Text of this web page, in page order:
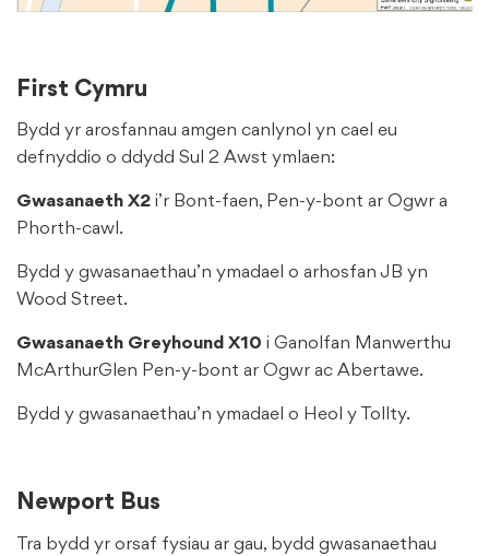
First Cymru
Bydd yr arosfannau amgen canlynol yn cael eu
defnyddio o ddydd Sul 2 Awst ymlaen:
Gwasanaeth X2 i’r Bont-faen, Pen-y-bont ar Ogwr a
Phorth-cawl.
Bydd y gwasanaethau’n ymadael o arhosfan JB yn
Wood Street.
Gwasanaeth Greyhound X10 i Ganolfan Manwerthu
McArthurGlen Pen-y-bont ar Ogwr ac Abertawe.
Bydd y gwasanaethau’n ymadael o Heol y Tollty.
Newport Bus
Tra bydd yr orsaf fysiau ar gau, bydd gwasanaethau